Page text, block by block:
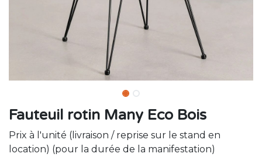
Fauteuil rotin Many Eco Bois
Prix à l'unité (livraison / reprise sur le stand en
location) (pour la durée de la manifestation)